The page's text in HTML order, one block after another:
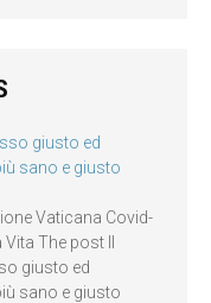
giusto ed
sano e giusto
Vaticana Covid-
The post Il
giusto ed
sano e giusto